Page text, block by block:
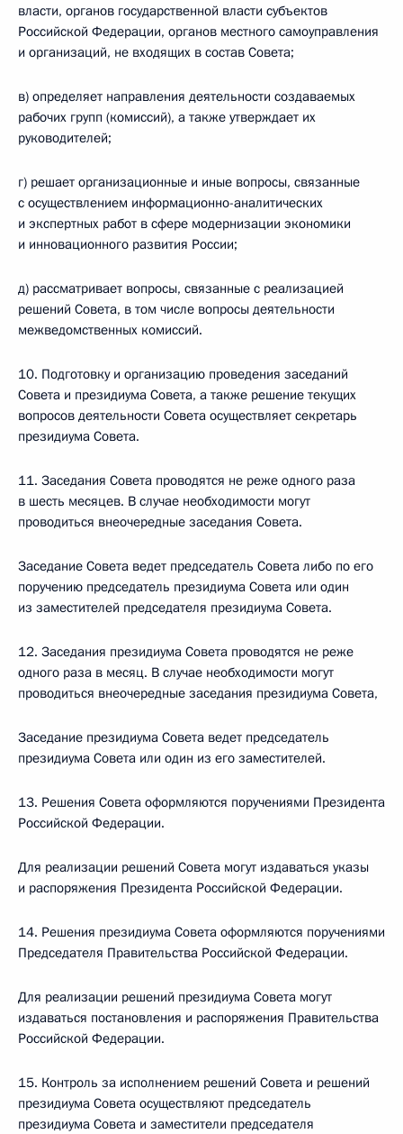
власти, органов государственной власти субъектов
Российской Федерации, органов местного самоуправления
и организаций, не входящих в состав Совета;
в) определяет направления деятельности создаваемых
рабочих групп (комиссий), а также утверждает их
руководителей;
г) решает организационные и иные вопросы, связанные
с осуществлением информационно-аналитических
и экспертных работ в сфере модернизации экономики
и инновационного развития России;
д) рассматривает вопросы, связанные с реализацией
решений Совета, в том числе вопросы деятельности
межведомственных комиссий.
10. Подготовку и организацию проведения заседаний
Совета и президиума Совета, а также решение текущих
вопросов деятельности Совета осуществляет секретарь
президиума Совета.
11. Заседания Совета проводятся не реже одного раза
в шесть месяцев. В случае необходимости могут
проводиться внеочередные заседания Совета.
Заседание Совета ведет председатель Совета либо по его
поручению председатель президиума Совета или один
из заместителей председателя президиума Совета.
12. Заседания президиума Совета проводятся не реже
одного раза в месяц. В случае необходимости могут
проводиться внеочередные заседания президиума Совета,
Заседание президиума Совета ведет председатель
президиума Совета или один из его заместителей.
13. Решения Совета оформляются поручениями Президента
Российской Федерации.
Для реализации решений Совета могут издаваться указы
и распоряжения Президента Российской Федерации.
14. Решения президиума Совета оформляются поручениями
Председателя Правительства Российской Федерации.
Для реализации решений президиума Совета могут
издаваться постановления и распоряжения Правительства
Российской Федерации.
15. Контроль за исполнением решений Совета и решений
президиума Совета осуществляют председатель
президиума Совета и заместители председателя